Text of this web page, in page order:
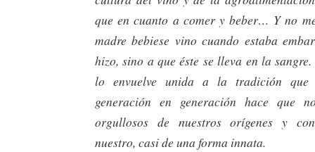
que en cuanto a comer y beber… Y no
madre bebiese vino cuando estaba
hizo, sino a que éste se lleva en la
lo envuelve unida a la tradición que
generación en generación hace que
orgullosos de nuestros orígenes y
nuestro, casi de una forma innata.